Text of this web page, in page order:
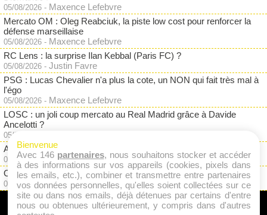
05/08/2026 - Maxence Lefebvre
Mercato OM : Oleg Reabciuk, la piste low cost pour renforcer la
défense marseillaise
05/08/2026 - Maxence Lefebvre
RC Lens : la surprise Ilan Kebbal (Paris FC) ?
05/08/2026 - Justin Favre
PSG : Lucas Chevalier n'a plus la cote, un NON qui fait très mal à
l'égo
05/08/2026 - Maxence Lefebvre
LOSC : un joli coup mercato au Real Madrid grâce à Davide
Ancelotti ?
05/08/2026
ASSE : fin d'aventure pour un pari raté à 3M€ ?
05/08/2026 -Maxence Lefebvre
OM : Aguerd de retour chez un ex, mais pas au Stade Rennais ?
05/08/2026 -Maxence Lefebvre
A PROPOS
Bienvenue
Avec 146 partenaires, nous souhaitons stocker et accéder
à des informations sur vos appareils (cookies, pixels dans
les emails, etc.), combiner et transmettre entre partenaires
vos données personnelles, qu'elles soient collectées sur ce
site ou dans nos emails, déjà détenues par certains d'entre
nous ou obtenues ultérieurement, y compris dans d'autres